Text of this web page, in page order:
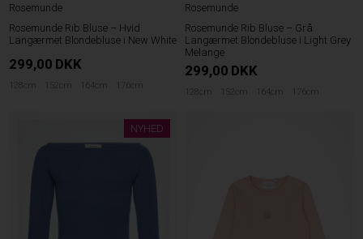
Rosemunde
Rosemunde Rib Bluse – Hvid
Langærmet Blondebluse i New White
299,00 DKK
128cm 152cm 164cm 176cm
Rosemunde
Rosemunde Rib Bluse – Grå
Langærmet Blondebluse i Light Grey
Melange
299,00 DKK
128cm 152cm 164cm 176cm
NYHED